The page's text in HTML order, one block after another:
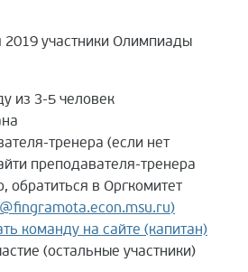
участники Олимпиады
из 3-5 человек
тренера (если нет
преподавателя-тренера
обратиться в Оргкомитет
@fingramota.econ.msu.ru)
команду на сайте (капитан)
(остальные участники)